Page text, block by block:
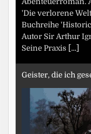
'Die verlorene
Buchreihe
Autor Sir Arthur
Seine Praxis [...]
Geister, die ich